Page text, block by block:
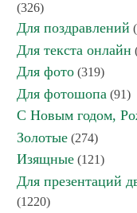
(326)
Для поздравлений
Для текста онлайн
Для фото (319)
Для фотошопа (91)
С Новым годом,
Золотые (274)
Изящные (121)
Для презентаций
(1220)